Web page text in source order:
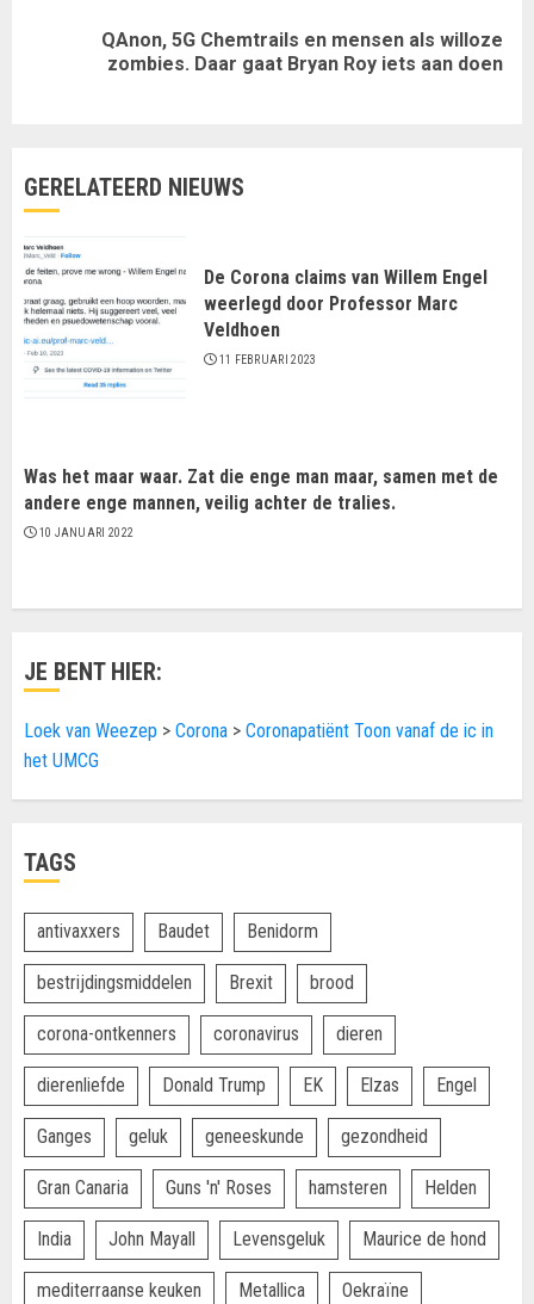
VolgendeQAnon, 5G Chemtrails en mensen als willoze
zombies. Daar gaat Bryan Roy iets aan doen
GERELATEERD NIEUWS
De Corona claims van Willem Engel
weerlegd door Professor Marc
Veldhoen
11 FEBRUARI 2023
Was het maar waar. Zat die enge man maar, samen met de
andere enge mannen, veilig achter de tralies.
10 JANUARI 2022
JE BENT HIER:
Loek van Weezep > Corona > Coronapatiënt Toon vanaf de ic in
het UMCG
TAGS
antivaxxers Baudet Benidorm
bestrijdingsmiddelen Brexit brood
corona-ontkenners coronavirus dieren
dierenliefde Donald Trump EK Elzas Engel
Ganges geluk geneeskunde gezondheid
Gran Canaria Guns 'n' Roses hamsteren Helden
India John Mayall Levensgeluk Maurice de hond
mediterraanse keuken Metallica Oekraïne